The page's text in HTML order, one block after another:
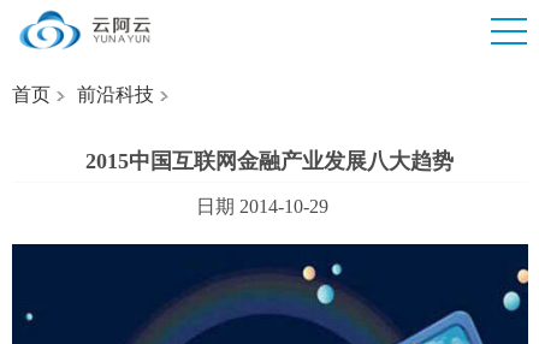
首页 前沿科技
2015中国互联网金融产业发展八大趋势
日期 2014-10-29